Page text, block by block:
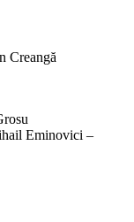
Creangă
Eminovici –